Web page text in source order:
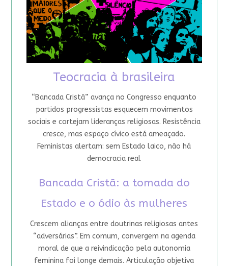
Teocracia à brasileira
“Bancada Cristã” avança no Congresso enquanto
partidos progressistas esquecem movimentos
sociais e cortejam lideranças religiosas. Resistência
cresce, mas espaço cívico está ameaçado.
Feministas alertam: sem Estado laico, não há
democracia real
Bancada Cristã: a tomada do
Estado e o ódio às mulheres
Crescem alianças entre doutrinas religiosas antes
“adversárias”. Em comum, convergem na agenda
moral de que a reivindicação pela autonomia
feminina foi longe demais. Articulação objetiva